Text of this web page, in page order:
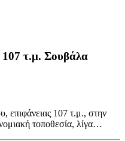
107 τ.μ. Σουβάλα
επιφάνειας 107 τ.μ., στην
τοποθεσία, λίγα…